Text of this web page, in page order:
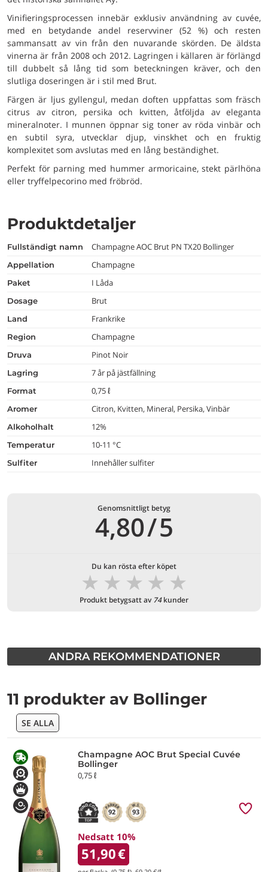
Vinifieringsprocessen innebär exklusiv användning av cuvée,
med en betydande andel reservviner (52 %) och resten
sammansatt av vin från den nuvarande skörden. De äldsta
vinerna är från 2008 och 2012. Lagringen i källaren är förlängd
till dubbelt så lång tid som beteckningen kräver, och den
slutliga doseringen är i stil med Brut.
Färgen är ljus gyllengul, medan doften uppfattas som fräsch
citrus av citron, persika och kvitten, åtföljda av eleganta
mineralnoter. I munnen öppnar sig toner av röda vinbär och
en subtil syra, utvecklar djup, vinskhet och en fruktig
komplexitet som avslutas med en lång beständighet.
Perfekt för parning med hummer armoricaine, stekt pärlhöna
eller tryffelpecorino med fröbröd.
Produktdetaljer
fullständigt namn Champagne AOC Brut PN TX20 Bollinger
appellation Champagne
paket I Låda
dosage Brut
land Frankrike
region Champagne
druva Pinot Noir
lagring 7 år på jästfällning
format 0,75 ℓ
aromer Citron, Kvitten, Mineral, Persika, Vinbär
alkoholhalt 12%
temperatur 10-11 °C
Sulfiter Innehåller sulfiter
Genomsnittligt betyg
4,80/5
Du kan rösta efter köpet
★
★
★
★
★
Produkt betygsatt av74kunder
ANDRA REKOMMENDATIONER
11 produkter av Bollinger
SE ALLA
Champagne AOC Brut Special Cuvée
Bollinger
0,75 ℓ
92 93
Nedsatt 10%
51,90€